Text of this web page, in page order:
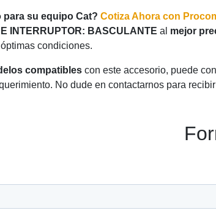
para su equipo Cat? Cotiza Ahora con
INTERRUPTOR: BASCULANTE al mejor
condiciones.
compatibles con este accesorio, puede
No dude en contactarnos para